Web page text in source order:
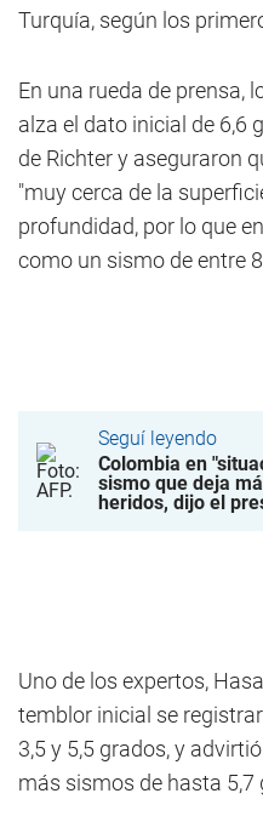
Turquía, según los
En una rueda de prensa,
alza el dato inicial de 6,6
de Richter y aseguraron
"muy cerca de la
profundidad, por lo que
como un sismo de entre
Seguí leyendo
Colombia en
sismo que deja
heridos, dijo el
Uno de los expertos,
temblor inicial se
3,5 y 5,5 grados, y
más sismos de hasta 5,7